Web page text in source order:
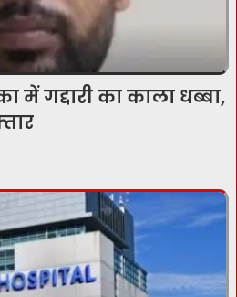
में गद्दारी का काला धब्बा,